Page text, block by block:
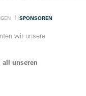
Ι SPONSOREN
wir unsere
all unseren